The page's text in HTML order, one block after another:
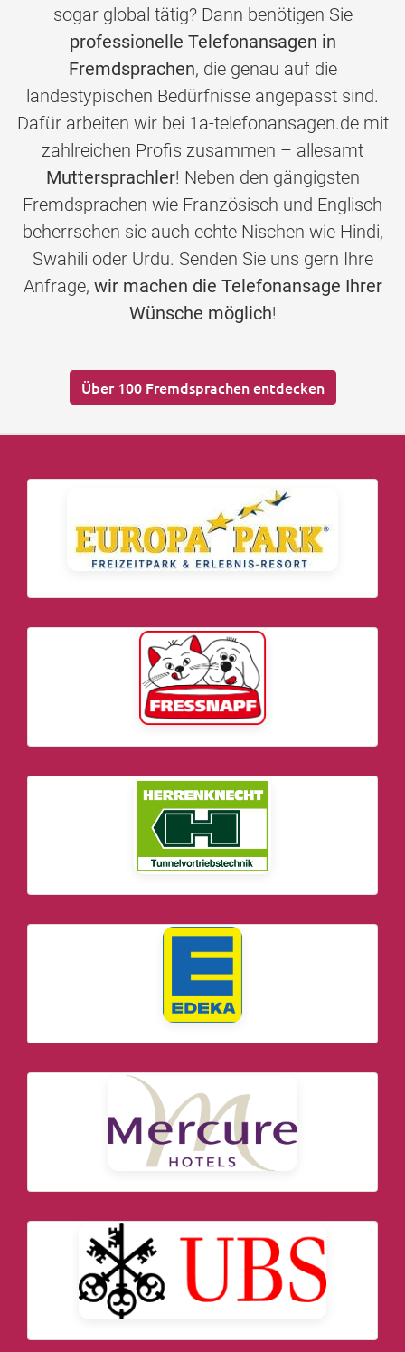
sogar global tätig? Dann benötigen Sie
professionelle Telefonansagen in
Fremdsprachen, die genau auf die
landestypischen Bedürfnisse angepasst sind.
Dafür arbeiten wir bei 1a-telefonansagen.de mit
zahlreichen Profis zusammen – allesamt
Muttersprachler! Neben den gängigsten
Fremdsprachen wie Französisch und Englisch
beherrschen sie auch echte Nischen wie Hindi,
Swahili oder Urdu. Senden Sie uns gern Ihre
Anfrage, wir machen die Telefonansage Ihrer
Wünsche möglich!
Über 100 Fremdsprachen entdecken